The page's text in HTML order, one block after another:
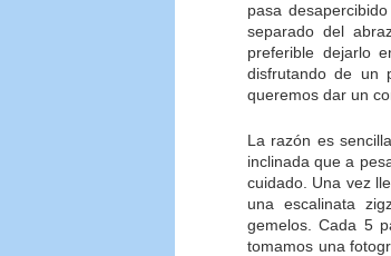
pasa
separado del
preferible dejarlo
disfrutando de un
queremos dar un
La razón es
inclinada que a
cuidado. Una vez
una escalinata
gemelos. Cada 5
tomamos una